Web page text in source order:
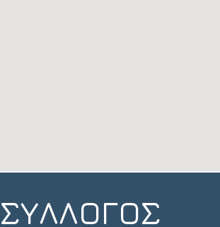
ΣΥΛΛΟΓΟΣ